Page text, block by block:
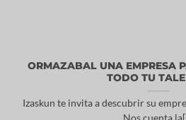
ORMAZABAL UNA EMPRESA
TODO TU
Izaskun te invita a descubrir su